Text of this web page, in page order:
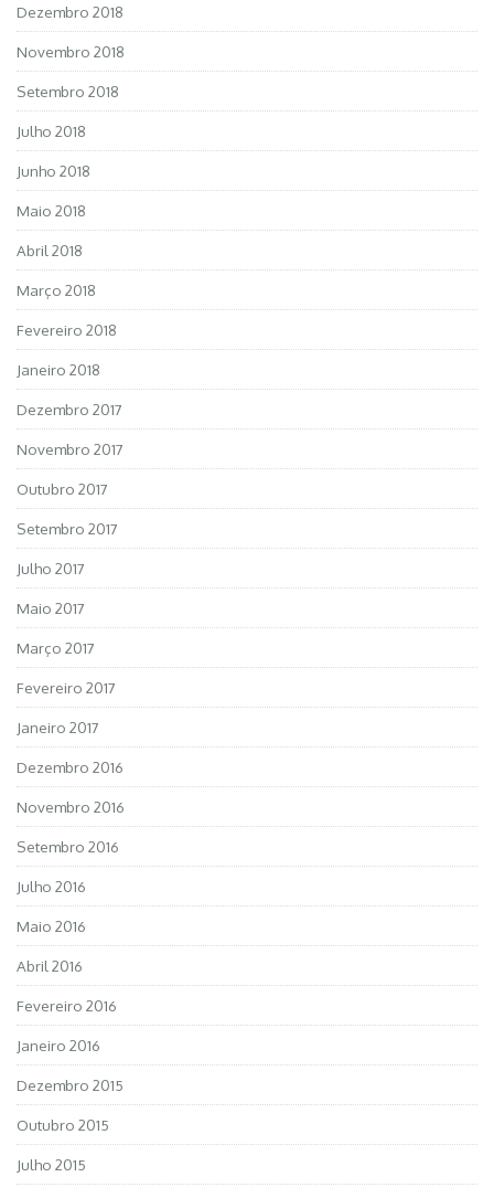
Dezembro 2018
Novembro 2018
Setembro 2018
Julho 2018
Junho 2018
Maio 2018
Abril 2018
Março 2018
Fevereiro 2018
Janeiro 2018
Dezembro 2017
Novembro 2017
Outubro 2017
Setembro 2017
Julho 2017
Maio 2017
Março 2017
Fevereiro 2017
Janeiro 2017
Dezembro 2016
Novembro 2016
Setembro 2016
Julho 2016
Maio 2016
Abril 2016
Fevereiro 2016
Janeiro 2016
Dezembro 2015
Outubro 2015
Julho 2015